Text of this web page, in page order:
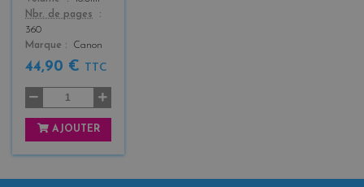
Nbr. de pages
360
Marque
Canon
44,90 € TTC
AJOUTER